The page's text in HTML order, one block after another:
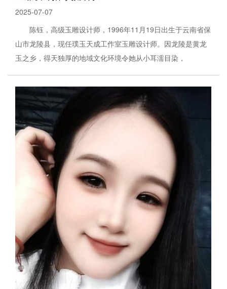
2025-07-07
陈钰，高级玉雕设计师，1996年11月19日出生于云南省保
山市龙陵县，现任璞玉天成工作室玉雕设计师。因龙陵是黄龙
玉之乡，得天独厚的地域文化环境令她从小耳濡目染，